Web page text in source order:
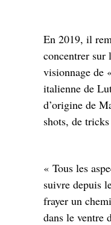
En 2019, il
concentrer sur
visionnage de
italienne de
d’origine de
shots, de
« Tous les
suivre depuis
frayer un
dans le ventre